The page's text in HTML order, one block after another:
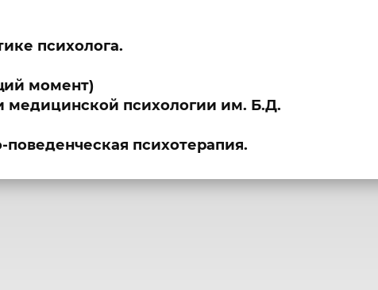
психолога.
момент)
медицинской психологии им. Б.Д.
психотерапия.